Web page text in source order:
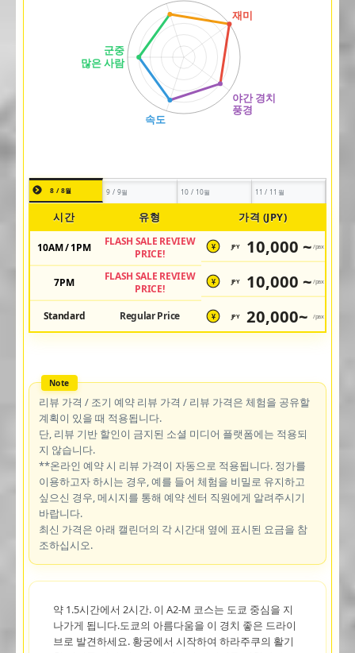
8 / 8월 9 / 9월 10 / 10월 11 / 11월
시간 유형 가격 (JPY)
10AM / 1PM
FLASH SALE REVIEW
PRICE!
¥ JPY 10,000 ~ /pax
7PM
FLASH SALE REVIEW
PRICE!
¥ JPY 10,000 ~ /pax
Standard Regular Price ¥ JPY 20,000~ /pax
리뷰 가격 / 조기 예약 리뷰 가격 / 리뷰 가격은 체험을 공유할
계획이 있을 때 적용됩니다.
단, 리뷰 기반 할인이 금지된 소셜 미디어 플랫폼에는 적용되
지 않습니다.
**온라인 예약 시 리뷰 가격이 자동으로 적용됩니다. 정가를
이용하고자 하시는 경우, 예를 들어 체험을 비밀로 유지하고
싶으신 경우, 메시지를 통해 예약 센터 직원에게 알려주시기
바랍니다.
최신 가격은 아래 캘린더의 각 시간대 옆에 표시된 요금을 참
조하십시오.
약 1.5시간에서 2시간. 이 A2-M 코스는 도쿄 중심을 지
나가게 됩니다.도쿄의 아름다움을 이 경치 좋은 드라이
브로 발견하세요. 황궁에서 시작하여 하라주쿠의 활기